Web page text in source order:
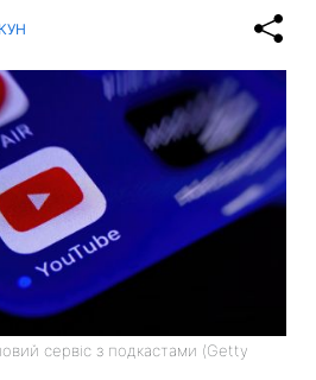
сервіс з подкастами (Getty